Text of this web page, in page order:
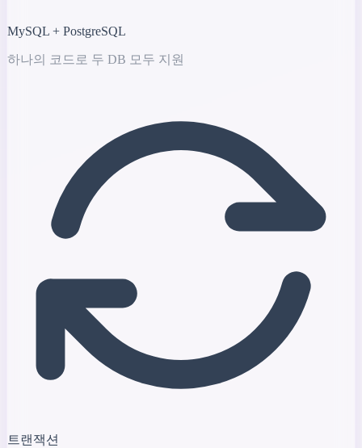
MySQL + PostgreSQL
하나의 코드로 두 DB 모두 지원
트랜잭션